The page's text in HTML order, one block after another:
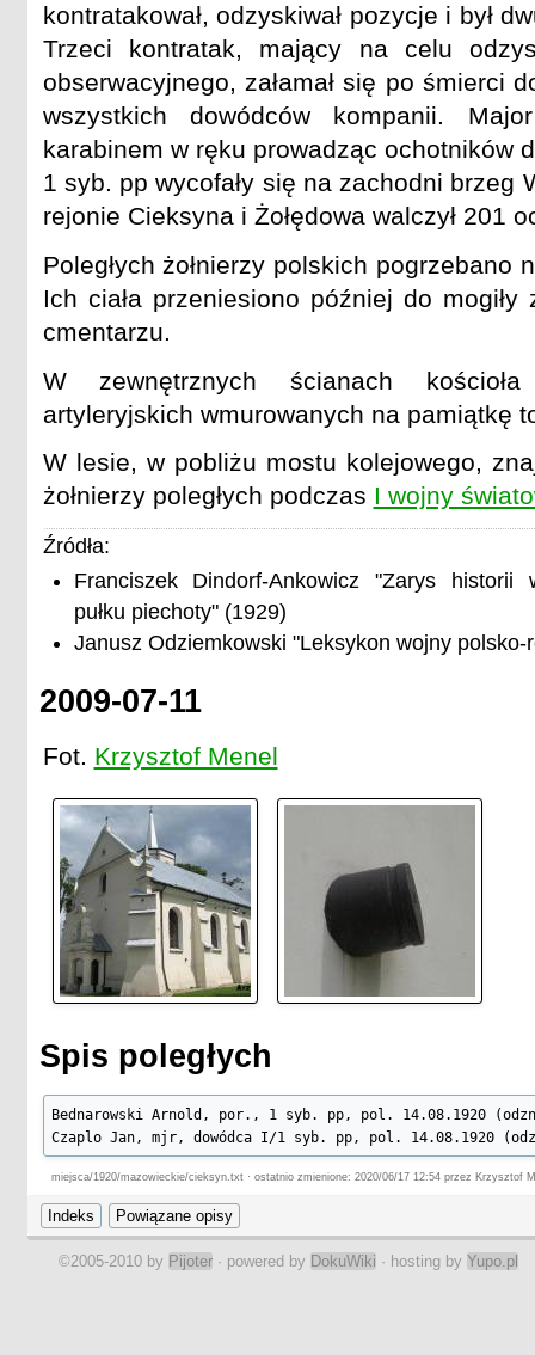
kontratakował, odzyskiwał pozycje i był
Trzeci kontratak, mający na celu
obserwacyjnego, załamał się po śmierci
wszystkich dowódców kompanii.
karabinem w ręku prowadząc ochotników
1 syb. pp wycofały się na zachodni brzeg
rejonie Cieksyna i Żołędowa walczył 201
Poległych żołnierzy polskich pogrzebano
Ich ciała przeniesiono później do
cmentarzu.
W zewnętrznych ścianach
artyleryjskich wmurowanych na pamiątkę
W lesie, w pobliżu mostu kolejowego,
żołnierzy poległych podczas I wojny
Źródła:
Franciszek Dindorf-Ankowicz "Zarys historii
pułku piechoty" (1929)
Janusz Odziemkowski "Leksykon wojny
2009-07-11
Fot. Krzysztof Menel
Spis poległych
Bednarowski Arnold, por., 1 syb. pp, pol. 14.08.1920
Czaplo Jan, mjr, dowódca I/1 syb. pp, pol. 14.08.1920
miejsca/1920/mazowieckie/cieksyn.txt · ostatnio zmienione: 2020/06/17 12:54 przez Krzysztof
©2005-2010 by Pijoter · powered by DokuWiki · hosting by Yupo.pl